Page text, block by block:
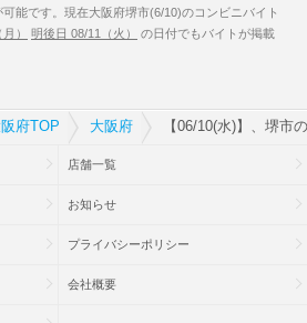
能です。現在大阪府堺市(6/10)のコンビニバイト
） 明後日 08/11（火）
の日付でもバイトが掲載
府TOP 大阪府 【06/10(水)】、堺市
店舗一覧
お知らせ
プライバシーポリシー
会社概要